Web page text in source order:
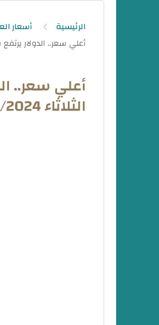
الرئيسية أسعار
أعلي سعر..
الثلاثاء 16/4/2024